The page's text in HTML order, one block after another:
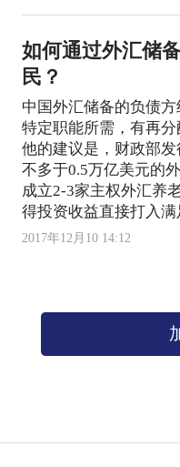
如何通过外汇储
民？
中国外汇储备的负债
特定职能所需，有再分
他的建议是，财政部
不多于0.5万亿美元的
成立2-3家主权外汇养
得投资收益直接打入
2017年12月10 14:12